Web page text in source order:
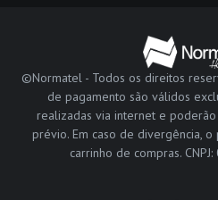
©Normatel - Todos os direitos
de pagamento são válidos
realizadas via internet e
prévio. Em caso de divergência,
carrinho de compras.